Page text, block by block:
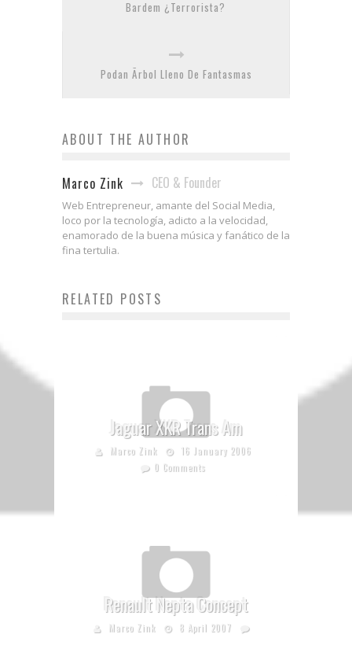
Bardem ¿Terrorista?
Podan Ãrbol Lleno De Fantasmas
ABOUT THE AUTHOR
Marco Zink CEO & Founder
Web Entrepreneur, amante del Social Media,
loco por la tecnología, adicto a la velocidad,
enamorado de la buena música y fanático de la
fina tertulia.
RELATED POSTS
Jaguar XKR Trans Am
Marco Zink
16 January 2006
0 Comments
Renault Nepta Concept
Marco Zink 8 April 2007